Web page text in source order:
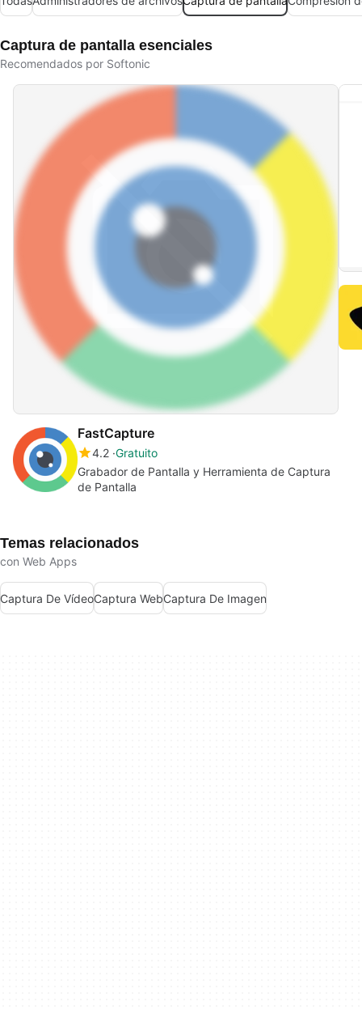
Captura de pantalla esenciales
Recomendados por Softonic
FastCapture
4.2 Gratuito
Grabador de Pantalla y Herramienta de Captura
de Pantalla
Temas relacionados
con Web Apps
Captura De VídeoCaptura WebCaptura De Imagen